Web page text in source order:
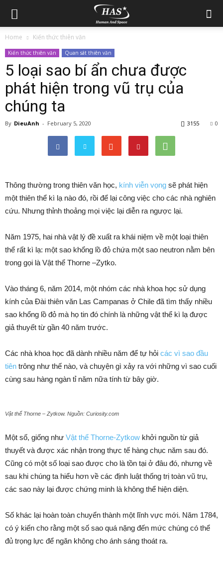
Home Kiến thức thiên văn
Kiến thức thiên văn Quan sát thiên văn
5 loại sao bí ẩn chưa được
phát hiện trong vũ trụ của
chúng ta
By DieuAnh - February 5, 2020 0
3155
Thông thường trong thiên văn học, kính viễn vọng sẽ phát hiện
một thiên thể kì lạ nào đó, rồi để lại công việc cho các nhà nghiên
cứu. Nhưng thỉnh thoảng mọi việc lại diễn ra ngược lại.
Năm 1975, hai nhà vật lý đề xuất ra khái niệm về một loại thiên
thể rất kì lạ: một sao khổng lồ đỏ chứa một sao neutron nằm bên
trong gọi là Vật thể Thorne –Zytko.
Vào tháng 6, năm 2014, một nhóm các nhà khoa học sử dụng
kính của Đài thiên văn Las Campanas ở Chile đã tìm thấy nhiều
sao khổng lồ đỏ mà họ tin đó chính là những vật thể kì lạ được
giả thuyết từ gần 40 năm trước.
Các nhà khoa học đã dành nhiều năm để tự hỏi các vì sao đầu
tiên trông như thế nào, và chuyện gì xảy ra với những vì sao cuối
cùng sau hàng ngàn tỉ năm nữa tính từ bây giờ.
Vật thể Thorne – Zytkow. Nguồn: Curiosity.com
Một số, giống như Vật thể Thorne-Zytkow khởi nguồn từ giả
thuyết và được xác nhận trong thực tế hàng chục năm sau đó.
Cũng có một số loại sao được cho là tồn tại ở đâu đó, nhưng về
sau khi chúng ta hiểu hơn về các định luật thống trị toàn vũ trụ,
các sao này lại được chứng minh là không thể hiện diện.
Số khác lại hoàn toàn chuyển thành một lĩnh vực mới. Năm 1784,
có ý kiến cho rằng một số sao quá nặng đến mức chúng có thể
đủ trọng lực để ngăn không cho ánh sáng thoát ra.